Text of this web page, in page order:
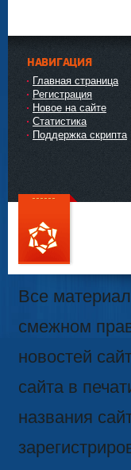
НАВИГАЦИЯ
Главная страница
Регистрация
Новое на сайте
Статистика
Поддержка скрипта
111
Все
смежном
новостей
сайта в
названия